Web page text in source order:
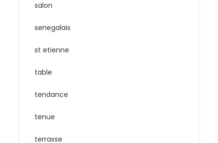
salon
senegalais
st etienne
table
tendance
tenue
terrasse